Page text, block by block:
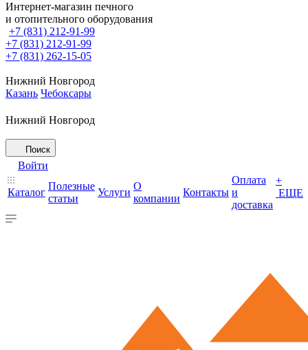
Интернет-магазин печного
и отопительного оборудования
+7 (831) 212-91-99
+7 (831) 212-91-99
+7 (831) 262-15-05
Нижний Новгород
Казань Чебоксары
Нижний Новгород
Поиск
Войти
Каталог
Полезные
статьи
Услуги
О
компании
Контакты
Оплата
и
доставка
+
ЕЩЕ